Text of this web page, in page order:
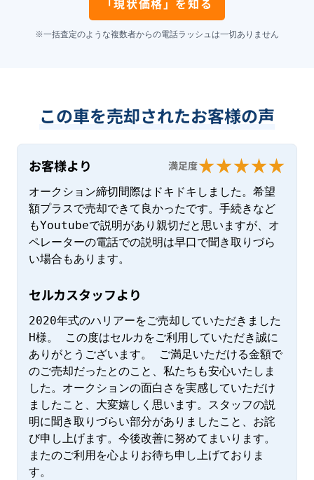
「現状価格」を知る
※一括査定のような複数者からの電話ラッシュは一切ありません
この車を売却されたお客様の声
お客様より 満足度
オークション締切間際はドキドキしました。希望
額プラスで売却できて良かったです。手続きなど
もYoutubeで説明があり親切だと思いますが、オ
ペレーターの電話での説明は早口で聞き取りづら
い場合もあります。
セルカスタッフより
2020年式のハリアーをご売却していただきました
H様。 この度はセルカをご利用していただき誠に
ありがとうございます。 ご満足いただける金額で
のご売却だったとのこと、私たちも安心いたしま
した。オークションの面白さを実感していただけ
ましたこと、大変嬉しく思います。スタッフの説
明に聞き取りづらい部分がありましたこと、お詫
び申し上げます。今後改善に努めてまいります。
またのご利用を心よりお待ち申し上げておりま
す。